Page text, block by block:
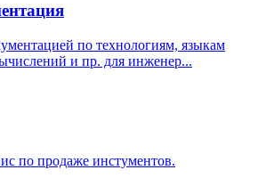
по технологиям, языкам
и пр. для инженер...
по продаже инстументов.